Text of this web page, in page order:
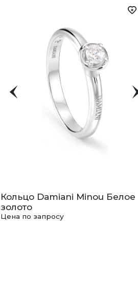
Кольцо Damiani Minou Белое
золото
Цена по запросу